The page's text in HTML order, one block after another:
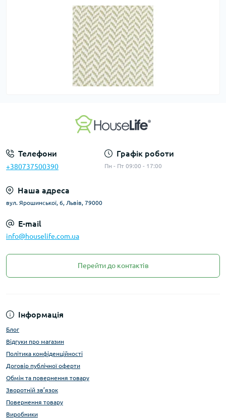
Телефони
+380737500390
Графік роботи
Пн - Пт 09:00 - 17:00
Наша адреса
вул. Ярошинської, 6, Львів, 79000
E-mail
info@houselife.com.ua
Перейти до контактів
Інформація
Блог
Відгуки про магазин
Політика конфіденційності
Договір публічної оферти
Обмін та повернення товару
Зворотній зв’язок
Повернення товару
Виробники